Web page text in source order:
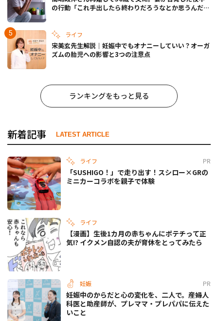
の行動「これ手出したら終わりだろうなとか思うんだけ
ライフ
宋美玄先生解説｜妊娠中でもオナニーしていい？オーガ
ズムの胎児への影響と3つの注意点
ランキングをもっと見る
新着記事 LATEST ARTICLE
ライフ PR
「SUSHIGO！」で走り出す！スシロー×GRの
ミニカーコラボを親子で体験
ライフ
【漫画】生後1カ月の赤ちゃんにポテチって正
気!? イクメン自認の夫が育休をとってみたら
妊娠 PR
妊娠中のからだと心の変化を、二人で。産婦人
科医と助産師が、プレママ・プレパパに伝えた
いこと